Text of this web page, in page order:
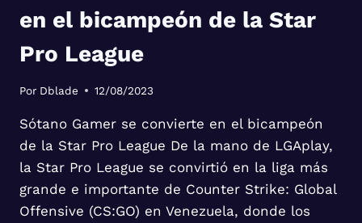
en el bicampeón de la Star
Pro League
Por Dblade 12/08/2023
Sótano Gamer se convierte en el bicampeón
de la Star Pro League De la mano de LGAplay,
la Star Pro League se convirtió en la liga más
grande e importante de Counter Strike: Global
Offensive (CS:GO) en Venezuela, donde los